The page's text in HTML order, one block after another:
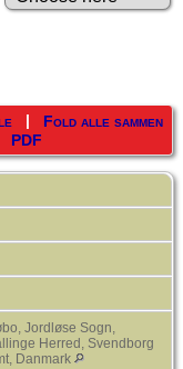
| Fold alle sammen
PDF
Jordløse Sogn,
Herred, Svendborg
Danmark